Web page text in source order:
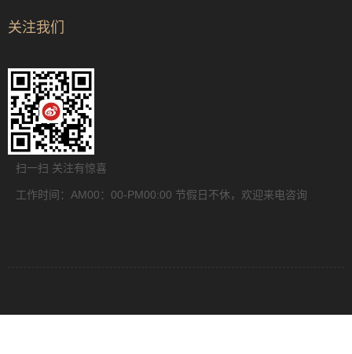
关注我们
扫一扫 关注有惊喜
工作时间：AM00：00-PM00:00 节假日不休，欢迎来电咨询